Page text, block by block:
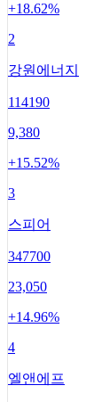
+18.62%
2
강원에너지
114190
9,380
+15.52%
3
스피어
347700
23,050
+14.96%
4
엘앤에프